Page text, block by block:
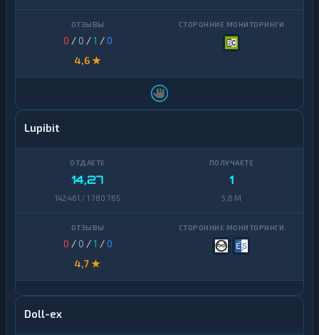
0 / 0 /1 /0
4,6 ★
Lupibit
14,27
142 461 / 1 780 765
1
5,6 M
0 / 0 /1 /0
4,7 ★
Doll-ex